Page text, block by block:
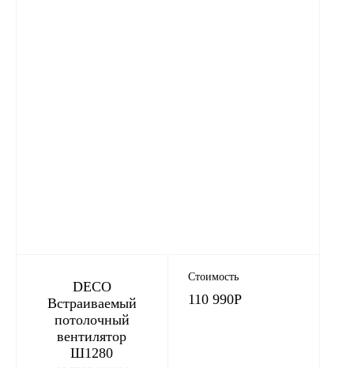
DECO
Встраиваемый
потолочный
вентилятор
Ш1280
Стоимость
110 990Р